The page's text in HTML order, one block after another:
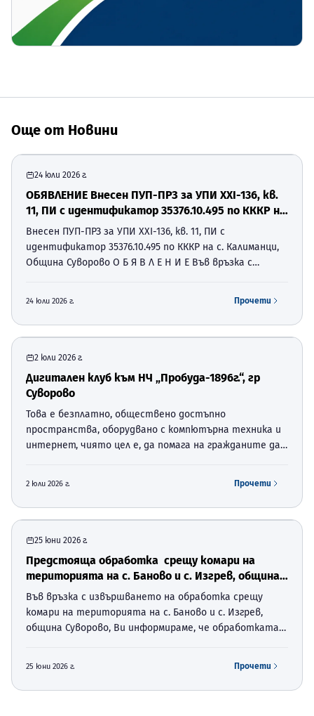
Още от Новини
24 юли 2026 г.
ОБЯВЛЕНИЕ Внесен ПУП-ПРЗ за УПИ ХХI-136, кв.
11, ПИ с идентификатор 35376.10.495 по КККР на
с. Калиманци, Община Суворово
Внесен ПУП-ПРЗ за УПИ ХХI-136, кв. 11, ПИ с
идентификатор 35376.10.495 по КККР на с. Калиманци,
Община Суворово О Б Я В Л Е Н И Е Във връзка с
24 юли 2026 г. Прочети
2 юли 2026 г.
Дигитален клуб към НЧ „Пробуда-1896г.“, гр
Суворово
Това е безплатно, обществено достъпно
пространства, оборудвано с компютърна техника и
интернет, чиято цел е, да помага на гражданите да
2 юли 2026 г. Прочети
25 юни 2026 г.
Предстояща обработка срещу комари на
територията на с. Баново и с. Изгрев, община
Суворово,
Във връзка с извършването на обработка срещу
комари на територията на с. Баново и с. Изгрев,
община Суворово, Ви информираме, че обработката
25 юни 2026 г. Прочети